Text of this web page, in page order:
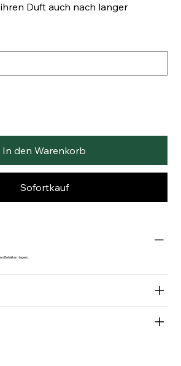
Duft auch nach langer
In den Warenkorb
Sofortkauf
Behältern lagern.